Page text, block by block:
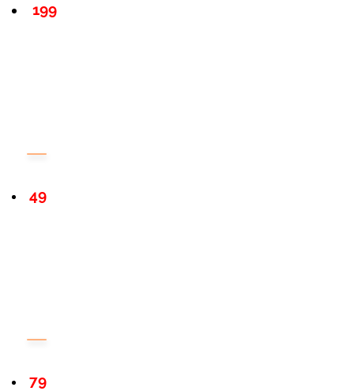
199
49
79